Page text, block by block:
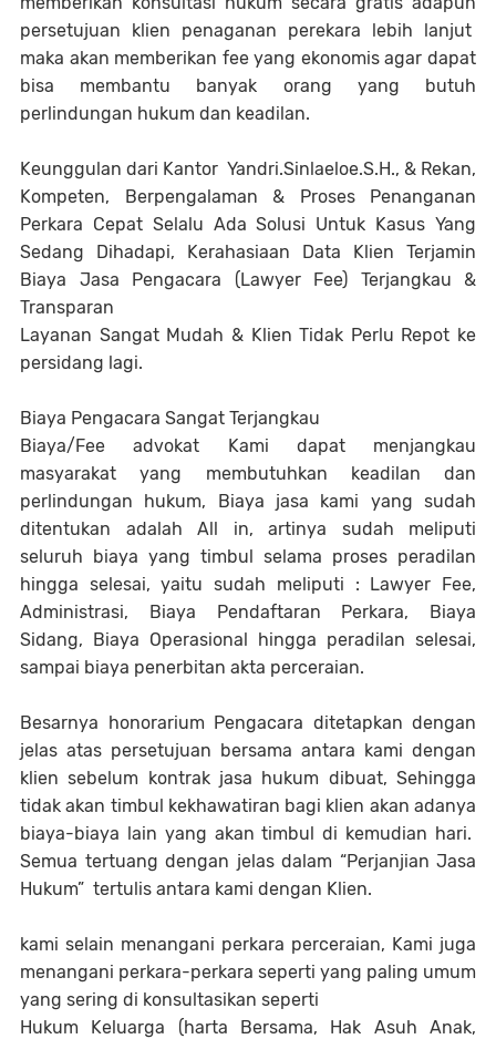
persetujuan klien penaganan perekara lebih lanjut
maka akan memberikan fee yang ekonomis agar dapat
bisa membantu banyak orang yang butuh
perlindungan hukum dan keadilan.
Keunggulan dari Kantor Yandri.Sinlaeloe.S.H., & Rekan,
Kompeten, Berpengalaman & Proses Penanganan
Perkara Cepat Selalu Ada Solusi Untuk Kasus Yang
Sedang Dihadapi, Kerahasiaan Data Klien Terjamin
Biaya Jasa Pengacara (Lawyer Fee) Terjangkau &
Transparan
Layanan Sangat Mudah & Klien Tidak Perlu Repot ke
persidang lagi.
Biaya Pengacara Sangat Terjangkau
Biaya/Fee advokat Kami dapat menjangkau
masyarakat yang membutuhkan keadilan dan
perlindungan hukum, Biaya jasa kami yang sudah
ditentukan adalah All in, artinya sudah meliputi
seluruh biaya yang timbul selama proses peradilan
hingga selesai, yaitu sudah meliputi : Lawyer Fee,
Administrasi, Biaya Pendaftaran Perkara, Biaya
Sidang, Biaya Operasional hingga peradilan selesai,
sampai biaya penerbitan akta perceraian.
Besarnya honorarium Pengacara ditetapkan dengan
jelas atas persetujuan bersama antara kami dengan
klien sebelum kontrak jasa hukum dibuat, Sehingga
tidak akan timbul kekhawatiran bagi klien akan adanya
biaya-biaya lain yang akan timbul di kemudian hari.
Semua tertuang dengan jelas dalam “Perjanjian Jasa
Hukum” tertulis antara kami dengan Klien.
kami selain menangani perkara perceraian, Kami juga
menangani perkara-perkara seperti yang paling umum
yang sering di konsultasikan seperti
Hukum Keluarga (harta Bersama, Hak Asuh Anak,